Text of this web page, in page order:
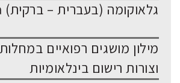
גלאוקומה (בעברית – ברקית) Glaucoma
מילון מושגים רפואיים במחלות
וצורות רישום בינלאומיות